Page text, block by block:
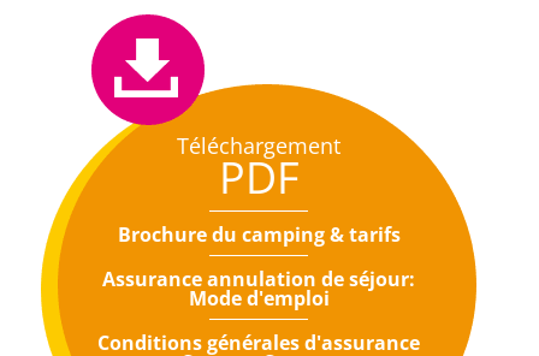
Téléchargement
PDF
Brochure du camping & tarifs
Assurance annulation de séjour:
Mode d'emploi
Conditions générales d'assurance